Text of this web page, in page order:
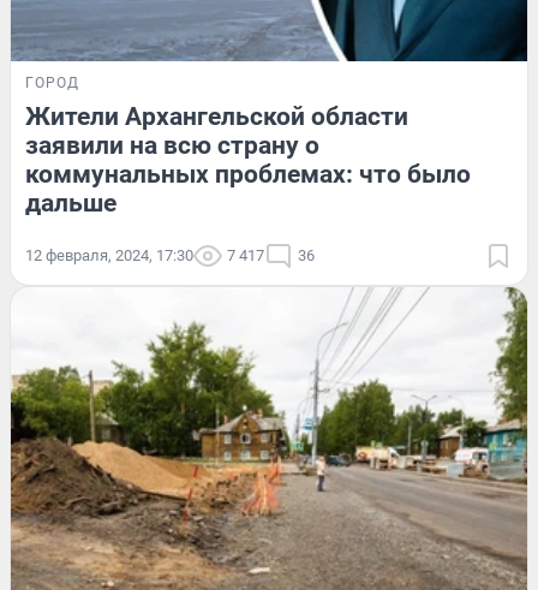
ГОРОД
Жители Архангельской области
заявили на всю страну о
коммунальных проблемах: что было
дальше
12 февраля, 2024, 17:30 7 417 36